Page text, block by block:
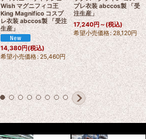
Wish マグニフィコ王
King Magnifico コスプ
レ衣装 abccos製 「受注
生産」
14,380円(税込)
希望小売価格: 25,460円
プレ衣装 abccos製 「受
注生産」
17,240円 ～(税込)
希望小売価格: 28,120円